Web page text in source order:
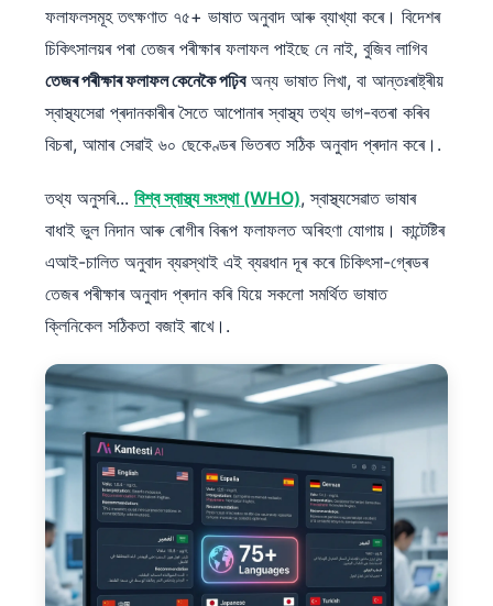
ফলাফলসমূহ তৎক্ষণাত ৭৫+ ভাষাত অনুবাদ আৰু ব্যাখ্যা কৰে। বিদেশৰ
চিকিৎসালয়ৰ পৰা তেজৰ পৰীক্ষাৰ ফলাফল পাইছে নে নাই, বুজিব লাগিব
তেজৰ পৰীক্ষাৰ ফলাফল কেনেকৈ পঢ়িবঅন্য ভাষাত লিখা, বা আন্তঃৰাষ্ট্ৰীয়
স্বাস্থ্যসেৱা প্ৰদানকাৰীৰ সৈতে আপোনাৰ স্বাস্থ্য তথ্য ভাগ-বতৰা কৰিব
বিচৰা, আমাৰ সেৱাই ৬০ ছেকেণ্ডৰ ভিতৰত সঠিক অনুবাদ প্ৰদান কৰে।.
তথ্য অনুসৰি... বিশ্ব স্বাস্থ্য সংস্থা (WHO), স্বাস্থ্যসেৱাত ভাষাৰ
বাধাই ভুল নিদান আৰু ৰোগীৰ বিৰূপ ফলাফলত অৰিহণা যোগায়। কান্টেষ্টিৰ
এআই-চালিত অনুবাদ ব্যৱস্থাই এই ব্যৱধান দূৰ কৰে চিকিৎসা-গ্ৰেডৰ
তেজৰ পৰীক্ষাৰ অনুবাদ প্ৰদান কৰি যিয়ে সকলো সমৰ্থিত ভাষাত
ক্লিনিকেল সঠিকতা বজাই ৰাখে।.